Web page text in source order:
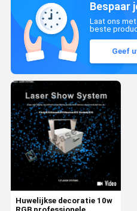
Bespaar
Laat ons
beste
Geef
Huwelijkse decoratie 10w